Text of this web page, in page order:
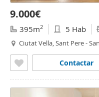
9.000€
395m2 5 Hab
Ciutat Vella, Sant Pere -
Contactar